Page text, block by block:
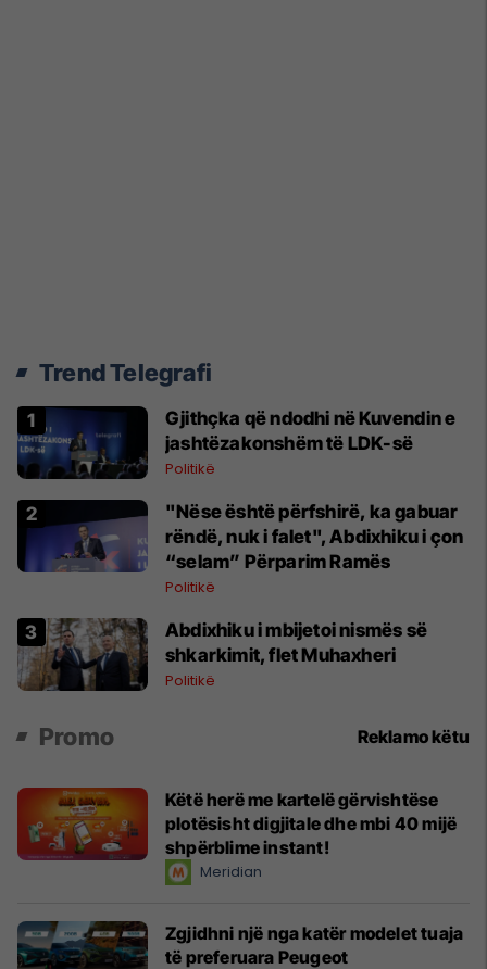
Trend Telegrafi
Gjithçka që ndodhi në Kuvendin e
jashtëzakonshëm të LDK-së
Politikë
"Nëse është përfshirë, ka gabuar
rëndë, nuk i falet", Abdixhiku i çon
“selam” Përparim Ramës
Politikë
Abdixhiku i mbijetoi nismës së
shkarkimit, flet Muhaxheri
Politikë
Promo Reklamo këtu
Këtë herë me kartelë gërvishtëse
plotësisht digjitale dhe mbi 40 mijë
shpërblime instant!
Meridian
Zgjidhni një nga katër modelet tuaja
të preferuara Peugeot